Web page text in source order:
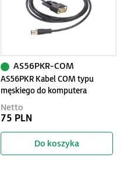
AS56PKR Kabel COM typu
męskiego do komputera
przemysłowego, długość 2m
AS56PKR-COM
Netto
75 PLN
Do koszyka